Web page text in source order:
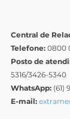
Central de
Telefone: 0800
Posto de
5316/3426-5340
WhatsApp: (61)
E-mail: